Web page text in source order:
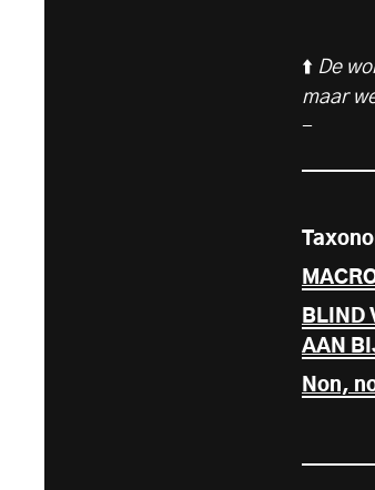
⬆️ De
maar
-
BLIND
AAN
Non,